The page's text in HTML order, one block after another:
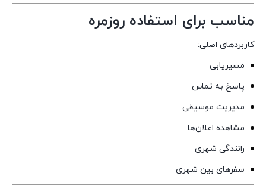
مناسب برای استفاده روزمره
کاربردهای اصلی:
مسیریابی
پاسخ به تماس
مدیریت موسیقی
مشاهده اعلان‌ها
رانندگی شهری
سفرهای بین شهری